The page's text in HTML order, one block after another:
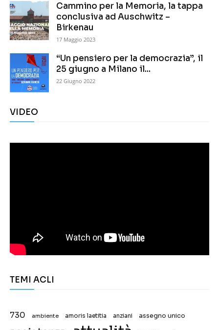
Cammino per la Memoria, la tappa
conclusiva ad Auschwitz –
Birkenau
17 Maggio 2023
“Un pensiero per la democrazia”, il
25 giugno a Milano il...
22 Giugno 2022
VIDEO
TEMI ACLI
730 ambiente amoris laetitia anziani assegno unico